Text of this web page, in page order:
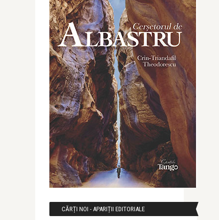
CĂRȚI NOI - APARIȚII EDITORIALE